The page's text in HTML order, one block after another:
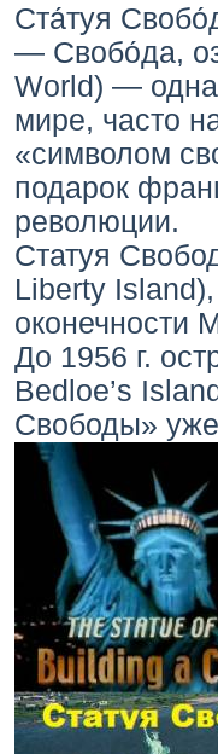
Ста́туя
— Свобо́да,
World) —
мире, часто
«символом
подарок
революции.
Статуя
Liberty
оконечности
До 1956 г.
Bedloe’s
Свободы»